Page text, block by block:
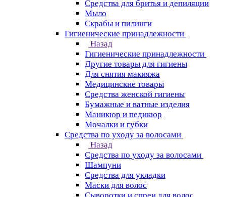
Средства для бритья и депиляции
Мыло
Скрабы и пилинги
Гигиенические принадлежности
Назад
Гигиенические принадлежности
Другие товары для гигиены
Для снятия макияжа
Медицинские товары
Средства женской гигиены
Бумажные и ватные изделия
Маникюр и педикюр
Мочалки и губки
Средства по уходу за волосами
Назад
Средства по уходу за волосами
Шампуни
Средства для укладки
Маски для волос